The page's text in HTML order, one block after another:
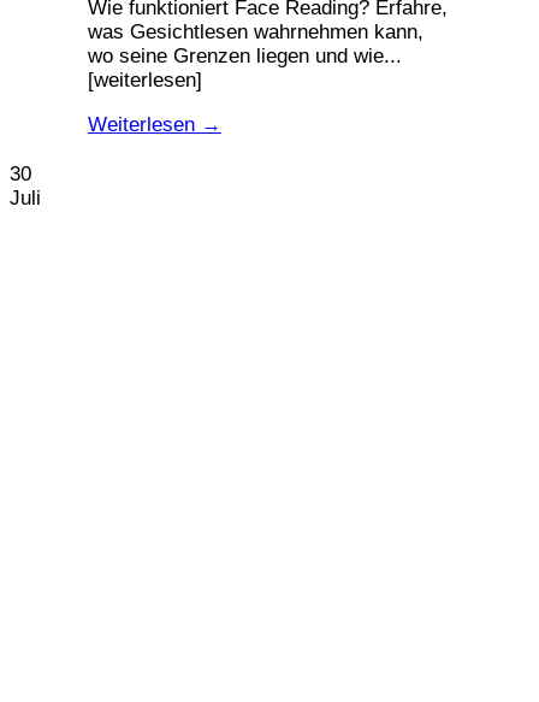
Wie funktioniert Face Reading? Erfahre,
was Gesichtlesen wahrnehmen kann,
wo seine Grenzen liegen und wie...
[weiterlesen]
Weiterlesen →
30
Juli